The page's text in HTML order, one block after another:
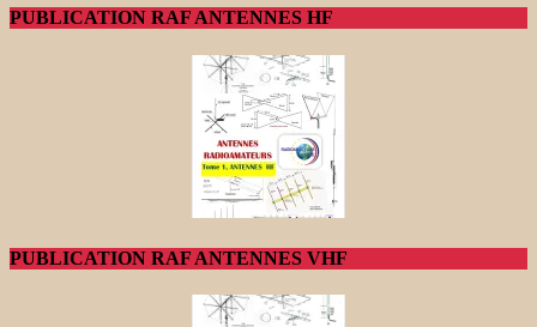
PUBLICATION RAF ANTENNES HF
PUBLICATION RAF ANTENNES VHF